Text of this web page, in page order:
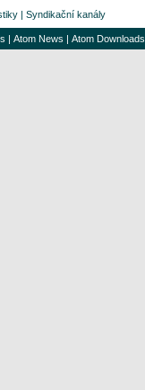
| Syndikační kanály
| Atom News | Atom Downloads